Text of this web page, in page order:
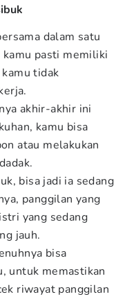
dalam satu
kamu pasti memiliki
tidak
akhir-akhir ini
kamu bisa
atau melakukan
bisa jadi ia sedang
panggilan yang
yang sedang
jauh.
bisa
untuk memastikan
riwayat panggilan